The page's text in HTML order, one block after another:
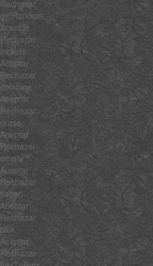
Rechazar
getRandom
Aceptar
Rechazar
include
Aceptar
Rechazar
combine
Aceptar
Rechazar
erase
Aceptar
Rechazar
empty
Aceptar
Rechazar
flatten
Aceptar
Rechazar
pick
Aceptar
Rechazar